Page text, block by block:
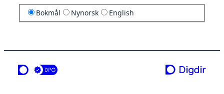
Bokmål Nynorsk English